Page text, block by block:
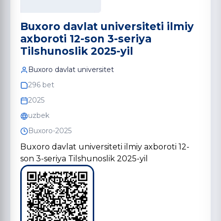
Buxoro davlat universiteti ilmiy
axboroti 12-son 3-seriya
Tilshunoslik 2025-yil
Buxoro davlat universitet
296 bet
2025
uzbek
Buxoro-2025
Buxoro davlat universiteti ilmiy axboroti 12-
son 3-seriya Tilshunoslik 2025-yil